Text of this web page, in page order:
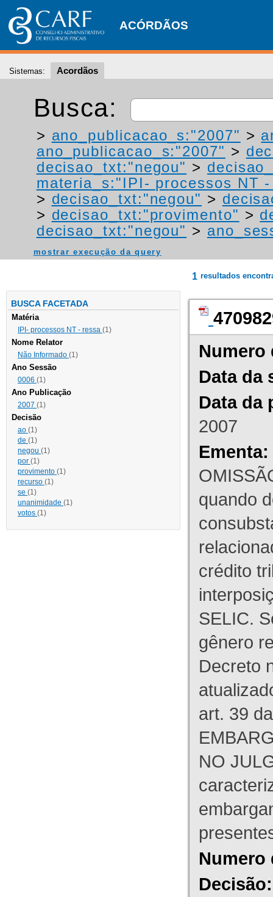
ACÓRDÃOS
Sistemas: Acordãos
Busca:
> ano_publicacao_s:"2007" >
ano_publicacao_s:"2007" >
decisao_txt:"negou" >
materia_s:"IPI- processos NT
> decisao_txt:"negou" >
> decisao_txt:"provimento" >
decisao_txt:"negou" >
mostrar execução da query
BUSCA FACETADA
Matéria
IPI- processos NT - ressa (1)
Nome Relator
Não Informado (1)
Ano Sessão
0006 (1)
Ano Publicação
2007 (1)
Decisão
ao (1)
de (1)
negou (1)
por (1)
provimento (1)
recurso (1)
se (1)
unanimidade (1)
votos (1)
1 resultados
Numero
Data da
Data da
2007
Ementa:
quando
crédito
SELIC.
gênero
Decreto
art. 39
NO
Numero
Decisão: